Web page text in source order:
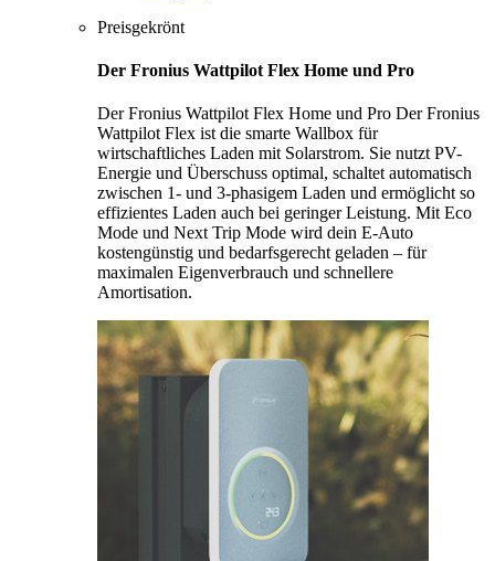
Preisgekrönt
Der Fronius Wattpilot Flex Home und Pro
Der Fronius Wattpilot Flex Home und Pro Der Fronius
Wattpilot Flex ist die smarte Wallbox für
wirtschaftliches Laden mit Solarstrom. Sie nutzt PV-
Energie und Überschuss optimal, schaltet automatisch
zwischen 1- und 3-phasigem Laden und ermöglicht so
effizientes Laden auch bei geringer Leistung. Mit Eco
Mode und Next Trip Mode wird dein E-Auto
kostengünstig und bedarfsgerecht geladen – für
maximalen Eigenverbrauch und schnellere
Amortisation.